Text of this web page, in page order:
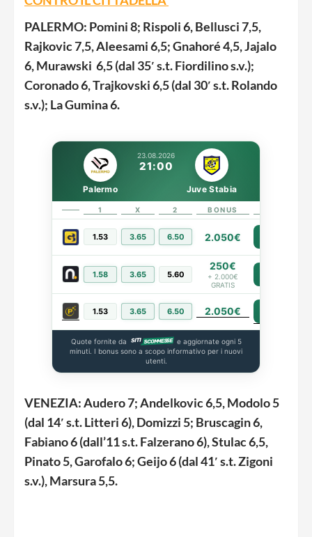
PALERMO: Pomini 8; Rispoli 6, Bellusci 7,5,
Rajkovic 7,5, Aleesami 6,5; Gnahoré 4,5, Jajalo
6, Murawski 6,5 (dal 35′ s.t. Fiordilino s.v.);
Coronado 6, Trajkovski 6,5 (dal 30′ s.t. Rolando
s.v.); La Gumina 6.
23.08.2026
21:00
Palermo Juve Stabia
1 X 2 BONUS
1.53 3.65 6.50 2.050€
1.58 3.65 5.60
250€
+ 2.000€
GRATIS
1.53 3.65 6.50 2.050€
Quote fornite da
e aggiornate ogni 5
minuti. I bonus sono a scopo informativo per i nuovi
utenti.
VENEZIA: Audero 7; Andelkovic 6,5, Modolo 5
(dal 14′ s.t. Litteri 6), Domizzi 5; Bruscagin 6,
Fabiano 6 (dall’11 s.t. Falzerano 6), Stulac 6,5,
Pinato 5, Garofalo 6; Geijo 6 (dal 41′ s.t. Zigoni
s.v.), Marsura 5,5.